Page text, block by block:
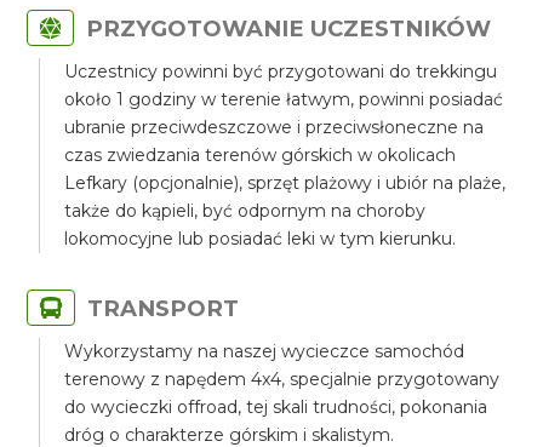
PRZYGOTOWANIE UCZESTNIKÓW
Uczestnicy powinni być przygotowani do trekkingu
około 1 godziny w terenie łatwym, powinni posiadać
ubranie przeciwdeszczowe i przeciwsłoneczne na
czas zwiedzania terenów górskich w okolicach
Lefkary (opcjonalnie), sprzęt plażowy i ubiór na plaże,
także do kąpieli, być odpornym na choroby
lokomocyjne lub posiadać leki w tym kierunku.
TRANSPORT
Wykorzystamy na naszej wycieczce samochód
terenowy z napędem 4x4, specjalnie przygotowany
do wycieczki offroad, tej skali trudności, pokonania
dróg o charakterze górskim i skalistym.